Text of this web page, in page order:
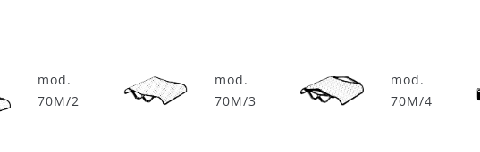
mod.
70M/2
mod.
70M/3
mod.
70M/4